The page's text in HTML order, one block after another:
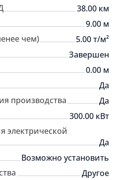
38.00 км
9.00 м
чем)
5.00 т/м²
Завершен
0.00 м
Да
производства
Да
300.00 кВт
электрической
Да
Возможно установить
Другое